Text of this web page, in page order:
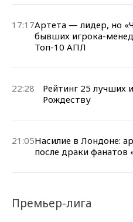
17:17Артета — лидер, но
бывших игрока-
Топ-10 АПЛ
22:28
Рейтинг 25 лучших
Рождеству
21:05Насилие в Лондоне:
после драки фанатов
Премьер-лига